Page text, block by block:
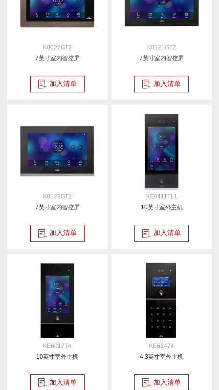
K0027GT2
7英寸室内智控屏
加入清单
K0121GT2
7英寸室内智控屏
加入清单
K0123GT2
7英寸室内智控屏
加入清单
KE6411TL1
10英寸室外主机
加入清单
KE6017T4
10英寸室外主机
加入清单
KE62474
4.3英寸室外主机
加入清单